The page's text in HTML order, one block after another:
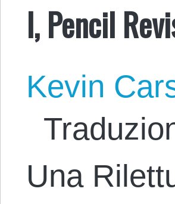
I, Pencil
Kevin
Una